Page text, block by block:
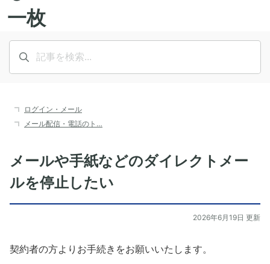
ログイン・メール
メール配信・電話のト…
メールや手紙などのダイレクトメー
ルを停止したい
2026年6月19日 更新
契約者の方よりお手続きをお願いいたします。